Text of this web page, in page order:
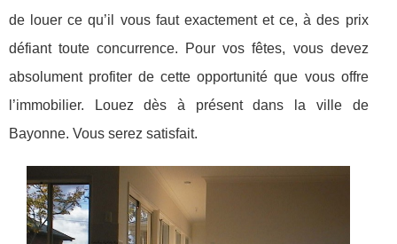
de louer ce qu’il vous faut exactement et ce, à des prix
défiant toute concurrence. Pour vos fêtes, vous devez
absolument profiter de cette opportunité que vous offre
l’immobilier. Louez dès à présent dans la ville de
Bayonne. Vous serez satisfait.